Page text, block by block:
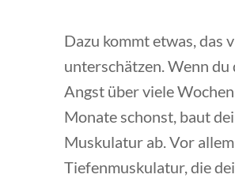
Dazu kommt etwas, das
unterschätzen. Wenn du
Angst über viele
Monate schonst, baut
Muskulatur ab. Vor
Tiefenmuskulatur, die